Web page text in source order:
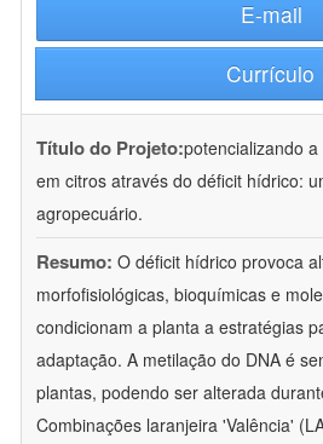
E-mail
Currículo
Título do Projeto:potencializando
em citros através do déficit hídrico:
agropecuário.
Resumo: O déficit hídrico provoca
morfofisiológicas, bioquímicas e
condicionam a planta a estratégias
adaptação. A metilação do DNA é
plantas, podendo ser alterada
Combinações laranjeira 'Valência'